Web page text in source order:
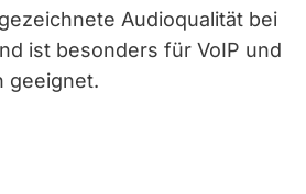
Audioqualität bei
ist besonders für VoIP und
geeignet.